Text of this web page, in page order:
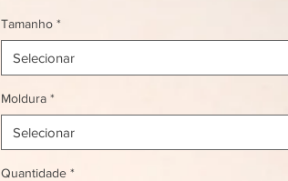
Tamanho *
Selecionar
Moldura *
Selecionar
Quantidade *